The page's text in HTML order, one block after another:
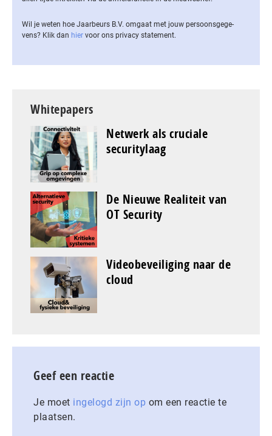
Wil je weten hoe Jaarbeurs B.V. omgaat met jouw per­soons­ge­ge­
vens? Klik dan hier voor ons privacy statement.
Whitepapers
Netwerk als cruciale
securitylaag
De Nieuwe Realiteit van
OT Security
Videobeveiliging naar de
cloud
Geef een reactie
Je moet ingelogd zijn op om een reactie te
plaatsen.